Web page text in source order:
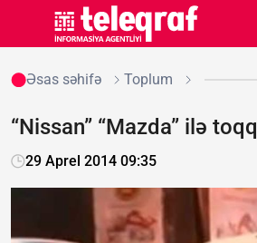
Əsas səhifə Toplum
“Nissan” “Mazda” ilə
29 Aprel 2014 09:35